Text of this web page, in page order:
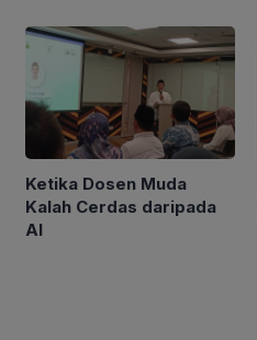
Ketika Dosen Muda
Kalah Cerdas daripada
AI